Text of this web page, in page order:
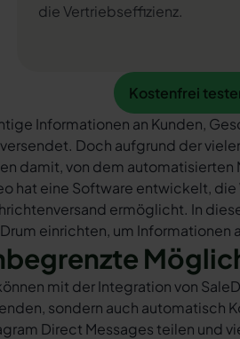
die Vertriebseffizienz.
Kostenfrei testen
Kostenfrei
Informationen an Kunden,
Doch aufgrund der
damit, von dem automatisierten
hat eine Software entwickelt,
ermöglicht. In
einrichten, um
mit der Integration von
sondern auch automatisch
Direct Messages teilen und